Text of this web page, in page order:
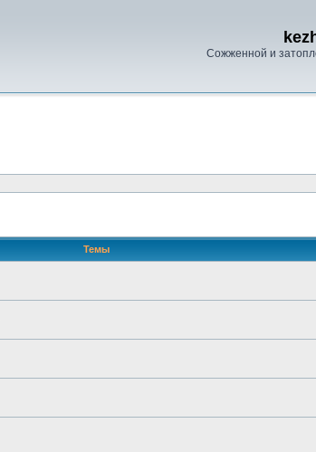
Сожженной и
Темы